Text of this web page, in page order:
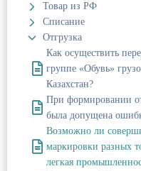
Товар из РФ
Списание
Отгрузка
Как осуществить
группе «Обувь»
Казахстан?
При формировании
была допущена
Возможно ли
маркировки разных
легкая